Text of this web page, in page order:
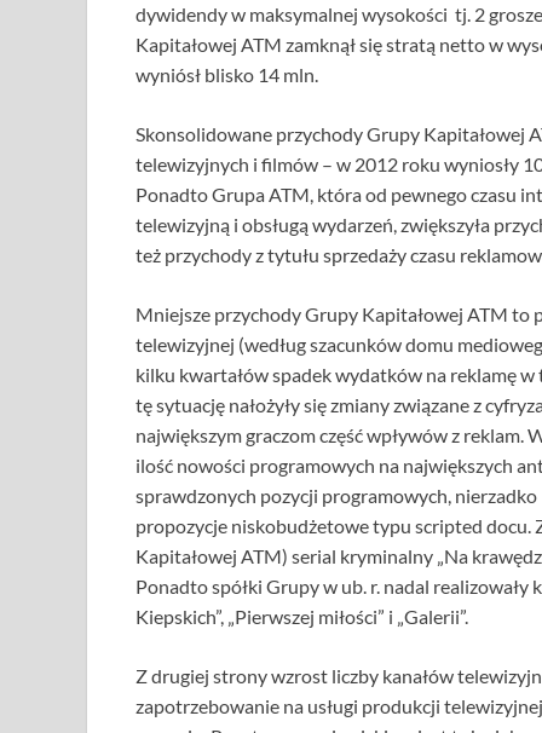
dywidendy w maksymalnej wysokości tj. 2
Kapitałowej ATM zamknął się stratą netto w
wyniósł blisko 14 mln.
Skonsolidowane przychody Grupy Kapitałowej
telewizyjnych i filmów – w 2012 roku wyniosły
Ponadto Grupa ATM, która od pewnego czasu
telewizyjną i obsługą wydarzeń, zwiększyła
też przychody z tytułu sprzedaży czasu
Mniejsze przychody Grupy Kapitałowej ATM to
telewizyjnej (według szacunków domu
kilku kwartałów spadek wydatków na reklamę
tę sytuację nałożyły się zmiany związane z
największym graczom część wpływów z reklam.
ilość nowości programowych na największych
sprawdzonych pozycji programowych,
propozycje niskobudżetowe typu scripted docu.
Kapitałowej ATM) serial kryminalny „Na
Ponadto spółki Grupy w ub. r. nadal realizowały
Kiepskich”, „Pierwszej miłości” i „Galerii”.
Z drugiej strony wzrost liczby kanałów
zapotrzebowanie na usługi produkcji